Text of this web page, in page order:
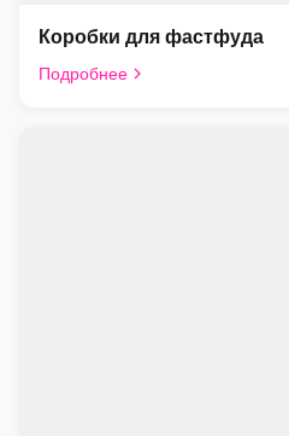
Коробки для фастфуда
Подробнее